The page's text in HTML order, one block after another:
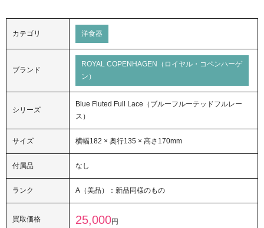
カテゴリ 洋食器
ブランド
ROYAL COPENHAGEN（ロイヤル・コペンハーゲ
ン）
シリーズ
Blue Fluted Full Lace（ブルーフルーテッドフルレー
ス）
サイズ 横幅182 × 奥行135 × 高さ170mm
付属品 なし
ランク A（美品）：新品同様のもの
買取価格 25,000円